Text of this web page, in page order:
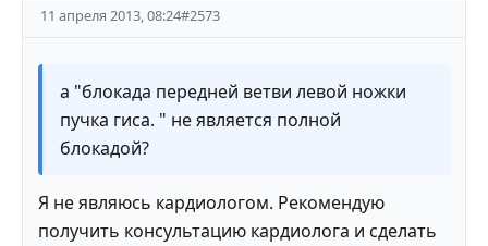
11 апреля 2013, 08:24#2573
а "блокада передней ветви левой ножки
пучка гиса. " не является полной
блокадой?
Я не являюсь кардиологом. Рекомендую
получить консультацию кардиолога и сделать